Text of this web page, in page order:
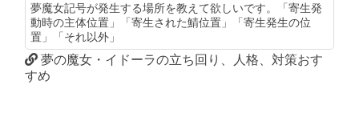
夢魔女記号が発生する場所を教えて欲しいです。「寄生発
動時の主体位置」「寄生された鯖位置」「寄生発生の位
置」「それ以外」
夢の魔女・イドーラの立ち回り、人格、対策おす
すめ